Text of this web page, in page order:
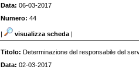
Data: 06-03-2017
Numero: 44
| visualizza scheda |
Titolo: Determinazione del responsabile del
Data: 02-03-2017